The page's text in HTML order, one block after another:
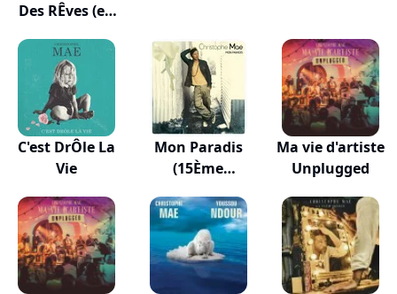
Des RÊves (en
C'est DrÔle La
Vie
Mon Paradis
(15Ème
Ma vie d'artiste
Unplugged